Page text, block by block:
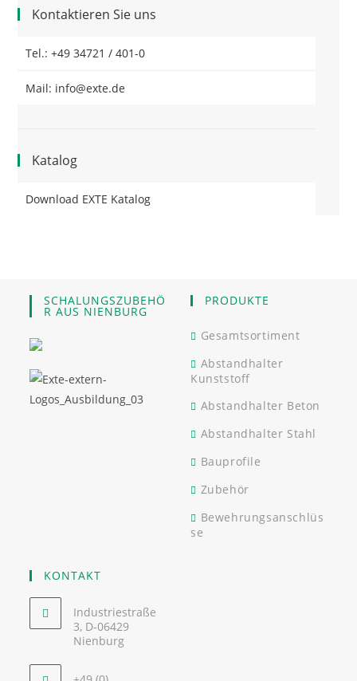
Kontaktieren Sie uns
Tel.: +49 34721 / 401-0
Mail: info@exte.de
Katalog
Download EXTE Katalog
SCHALUNGSZUBEHÖ
R AUS NIENBURG
PRODUKTE
Gesamtsortiment
Abstandhalter
Kunststoff
Abstandhalter Beton
Abstandhalter Stahl
Bauprofile
Zubehör
Bewehrungsanschlüs
se
KONTAKT
Industriestraße
3, D-06429
Nienburg